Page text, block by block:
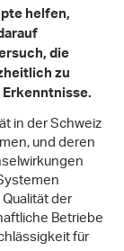
helfen,
die
zu
in der Schweiz
und deren
der
Betriebe
für